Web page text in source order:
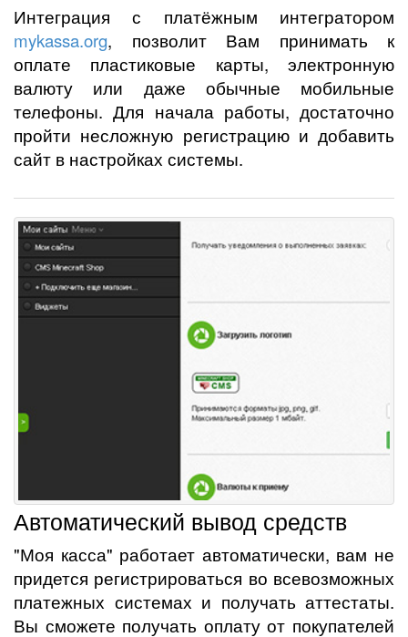
Интеграция с платёжным интегратором
mykassa.org, позволит Вам принимать к
оплате пластиковые карты, электронную
валюту или даже обычные мобильные
телефоны. Для начала работы, достаточно
пройти несложную регистрацию и добавить
сайт в настройках системы.
Автоматический вывод средств
"Моя касса" работает автоматически, вам не
придется регистрироваться во всевозможных
платежных системах и получать аттестаты.
Вы сможете получать оплату от покупателей